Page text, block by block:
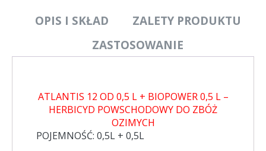
OPIS I SKŁAD
ZALETY PRODUKTU
ZASTOSOWANIE
ATLANTIS 12 OD 0,5 L + BIOPOWER 0,5 L –
HERBICYD POWSCHODOWY DO ZBÓŻ
OZIMYCH
POJEMNOŚĆ: 0,5L + 0,5L